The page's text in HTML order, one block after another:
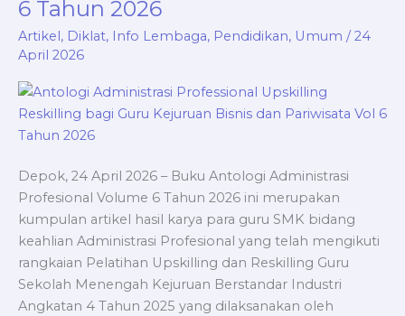
6 Tahun 2026
Artikel, Diklat, Info Lembaga, Pendidikan, Umum /24
April 2026
Depok, 24 April 2026 – Buku Antologi Administrasi
Profesional Volume 6 Tahun 2026 ini merupakan
kumpulan artikel hasil karya para guru SMK bidang
keahlian Administrasi Profesional yang telah mengikuti
rangkaian Pelatihan Upskilling dan Reskilling Guru
Sekolah Menengah Kejuruan Berstandar Industri
Angkatan 4 Tahun 2025 yang dilaksanakan oleh
Reskilling
bagi
Guru
Bisnis
dan
Pariwisata
6
Tahun
2026